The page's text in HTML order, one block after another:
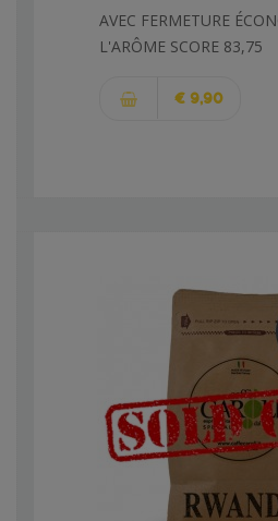
AVEC FERMETURE
L'ARÔME SCORE 83,75
€ 9,90